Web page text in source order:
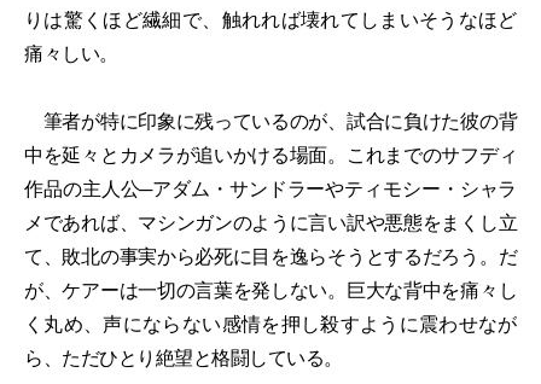
りは驚くほど繊細で、触れれば壊れてしまいそうなほど
痛々しい。
筆者が特に印象に残っているのが、試合に負けた彼の背
中を延々とカメラが追いかける場面。これまでのサフディ
作品の主人公─アダム・サンドラーやティモシー・シャラ
メであれば、マシンガンのように言い訳や悪態をまくし立
て、敗北の事実から必死に目を逸らそうとするだろう。だ
が、ケアーは一切の言葉を発しない。巨大な背中を痛々し
く丸め、声にならない感情を押し殺すように震わせなが
ら、ただひとり絶望と格闘している。